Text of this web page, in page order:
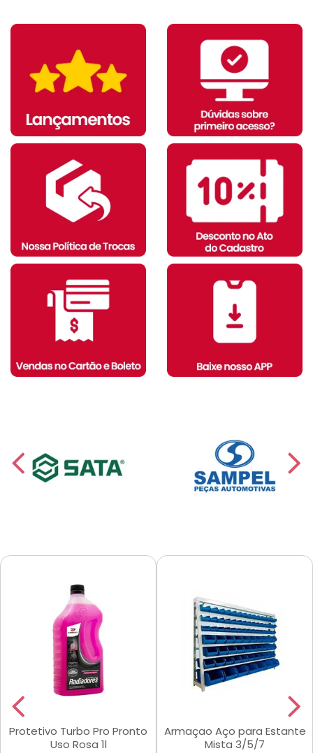
Protetivo Turbo Pro Pronto
Uso Rosa 1l
Armaçao Aço para Estante
Mista 3/5/7